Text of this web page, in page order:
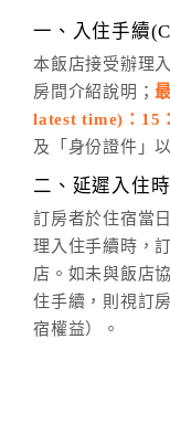
※非客服時間之申
五、客服時間
週一至週日，上
六、聯絡方式
(07)9682715 。
一、入住手續
本飯店接受辦理
房間介紹說明；
latest time)：15
及「身份證件」
二、延遲入住
訂房者於住宿當
理入住手續時，
店。如未與飯店
住手續，則視訂
宿權益）。